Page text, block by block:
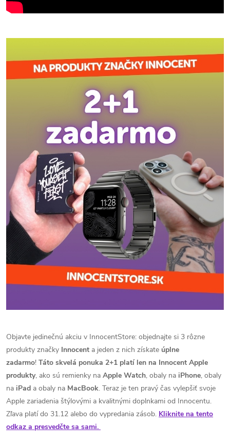
Objavte jedinečnú akciu v InnocentStore: objednajte si 3 rôzne
produkty značky Innocent a jeden z nich získate úplne
zadarmo! Táto skvelá ponuka 2+1 platí len na Innocent Apple
produkty, ako sú remienky na Apple Watch, obaly na iPhone, obaly
na iPad a obaly na MacBook. Teraz je ten pravý čas vylepšiť svoje
Apple zariadenia štýlovými a kvalitnými doplnkami od Innocentu.
Zľava platí do 31.12 alebo do vypredania zásob. Kliknite na tento
odkaz a presvedčte sa sami.